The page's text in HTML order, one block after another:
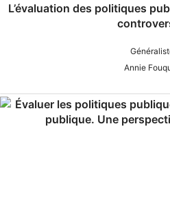
L’évaluation des politiques
Annie